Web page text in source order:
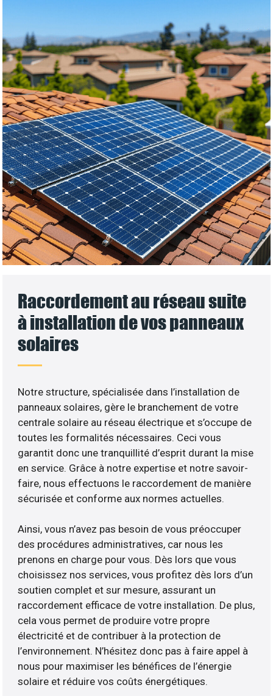
Raccordement au réseau suite
à installation de vos panneaux
solaires
Notre structure, spécialisée dans l’installation de
panneaux solaires, gère le branchement de votre
centrale solaire au réseau électrique et s’occupe de
toutes les formalités nécessaires. Ceci vous
garantit donc une tranquillité d’esprit durant la mise
en service. Grâce à notre expertise et notre savoir-
faire, nous effectuons le raccordement de manière
sécurisée et conforme aux normes actuelles.
Ainsi, vous n’avez pas besoin de vous préoccuper
des procédures administratives, car nous les
prenons en charge pour vous. Dès lors que vous
choisissez nos services, vous profitez dès lors d’un
soutien complet et sur mesure, assurant un
raccordement efficace de votre installation. De plus,
cela vous permet de produire votre propre
électricité et de contribuer à la protection de
l’environnement. N’hésitez donc pas à faire appel à
nous pour maximiser les bénéfices de l’énergie
solaire et réduire vos coûts énergétiques.